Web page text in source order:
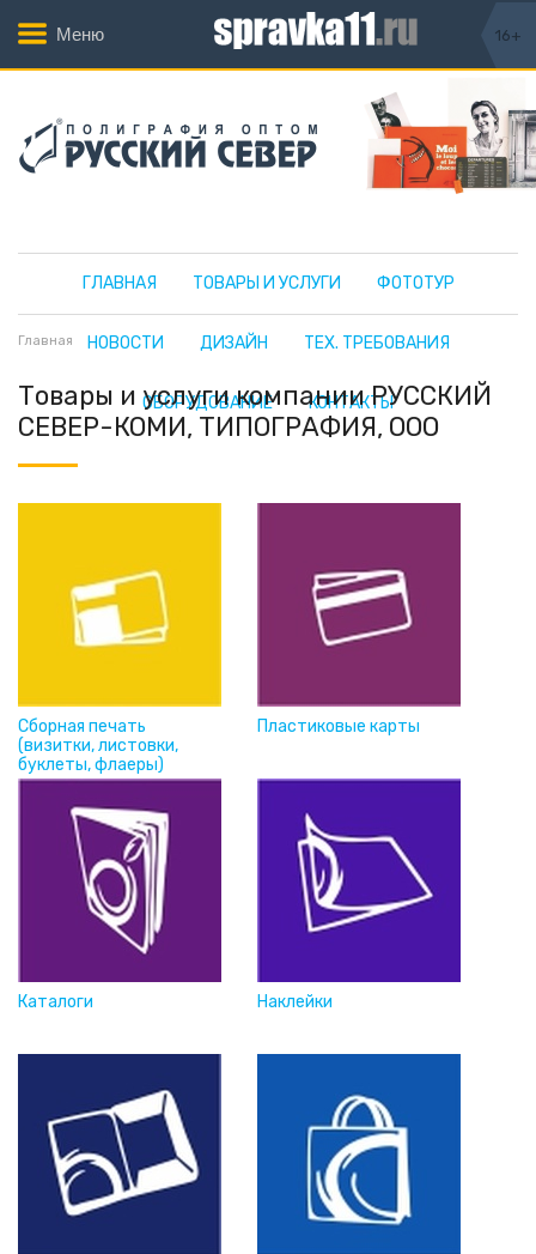
Меню 16+
ГЛАВНАЯ ТОВАРЫ И УСЛУГИ ФОТОТУР
НОВОСТИ ДИЗАЙН ТЕХ. ТРЕБОВАНИЯ
ОБОРУДОВАНИЕ КОНТАКТЫ
Главная
Товары и услуги компании РУССКИЙ
СЕВЕР-КОМИ, ТИПОГРАФИЯ, ООО
Сборная печать
(визитки, листовки,
буклеты, флаеры)
Пластиковые карты
Каталоги Наклейки